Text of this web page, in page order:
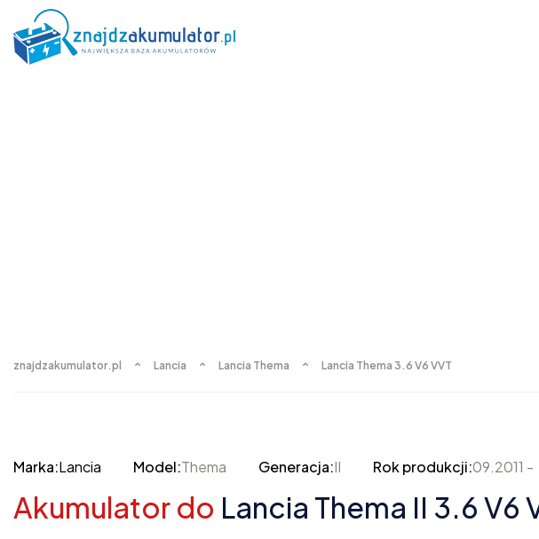
znajdzakumulator.pl Lancia Lancia Thema Lancia Thema 3.6 V6 VVT
Marka:Lancia Model:Thema Generacja:II Rok produkcji:09.2011 -
Akumulator do Lancia Thema II 3.6 V6